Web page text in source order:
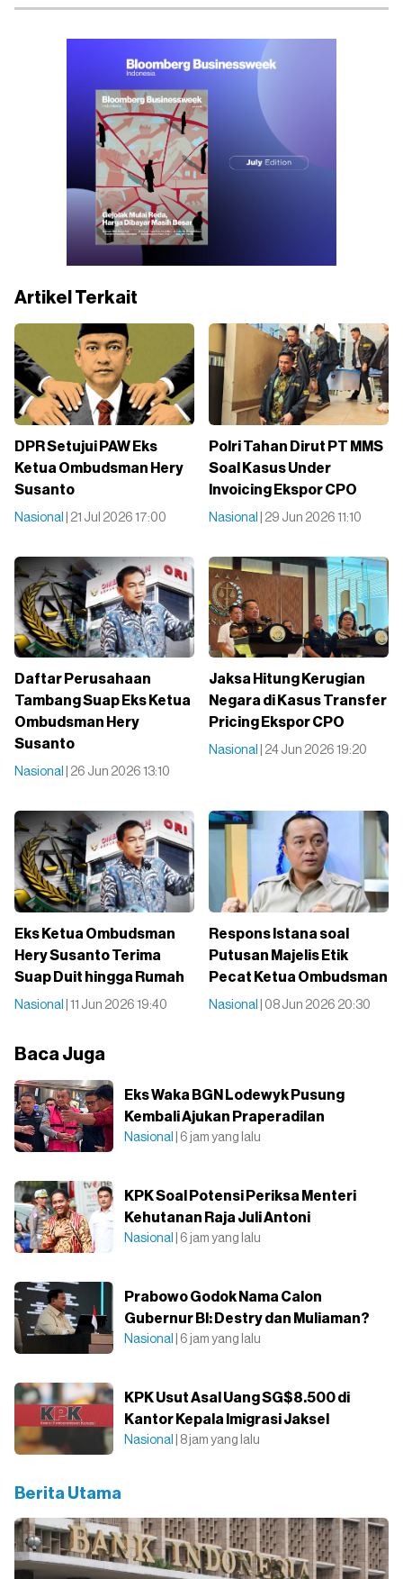
Artikel Terkait
DPR Setujui PAW Eks
Ketua Ombudsman Hery
Susanto
Nasional | 21 Jul 2026 17:00
Polri Tahan Dirut PT MMS
Soal Kasus Under
Invoicing Ekspor CPO
Nasional | 29 Jun 2026 11:10
Daftar Perusahaan
Tambang Suap Eks Ketua
Ombudsman Hery
Susanto
Nasional | 26 Jun 2026 13:10
Jaksa Hitung Kerugian
Negara di Kasus Transfer
Pricing Ekspor CPO
Nasional | 24 Jun 2026 19:20
Eks Ketua Ombudsman
Hery Susanto Terima
Suap Duit hingga Rumah
Nasional | 11 Jun 2026 19:40
Respons Istana soal
Putusan Majelis Etik
Pecat Ketua Ombudsman
Nasional | 08 Jun 2026 20:30
Baca Juga
Eks Waka BGN Lodewyk Pusung
Kembali Ajukan Praperadilan
Nasional | 6 jam yang lalu
KPK Soal Potensi Periksa Menteri
Kehutanan Raja Juli Antoni
Nasional | 6 jam yang lalu
Prabowo Godok Nama Calon
Gubernur BI: Destry dan Muliaman?
Nasional | 6 jam yang lalu
KPK Usut Asal Uang SG$8.500 di
Kantor Kepala Imigrasi Jaksel
Nasional | 8 jam yang lalu
Berita Utama